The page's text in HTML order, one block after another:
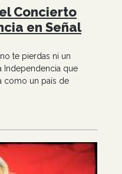
Concierto
en Señal
te pierdas ni un
Independencia que
como un país de